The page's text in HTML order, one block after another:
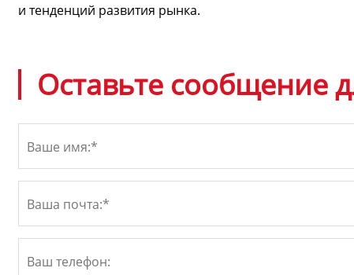
и тенденций развития рынка.
Оставьте сообщение